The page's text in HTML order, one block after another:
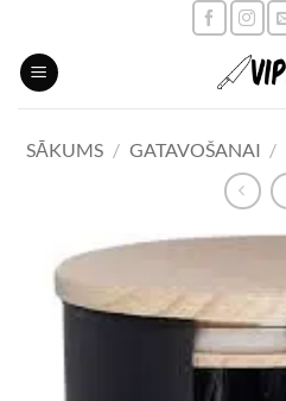
content
SĀKUMS / GATAVOŠANAI /